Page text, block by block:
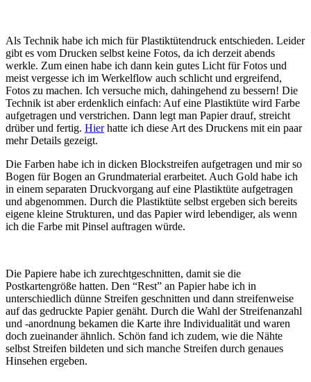
Als Technik habe ich mich für Plastiktütendruck entschieden. Leider
gibt es vom Drucken selbst keine Fotos, da ich derzeit abends
werkle. Zum einen habe ich dann kein gutes Licht für Fotos und
meist vergesse ich im Werkelflow auch schlicht und ergreifend,
Fotos zu machen. Ich versuche mich, dahingehend zu bessern! Die
Technik ist aber erdenklich einfach: Auf eine Plastiktüte wird Farbe
aufgetragen und verstrichen. Dann legt man Papier drauf, streicht
drüber und fertig. Hierhatte ich diese Art des Druckens mit ein paar
mehr Details gezeigt.
Die Farben habe ich in dicken Blockstreifen aufgetragen und mir so
Bogen für Bogen an Grundmaterial erarbeitet. Auch Gold habe ich
in einem separaten Druckvorgang auf eine Plastiktüte aufgetragen
und abgenommen. Durch die Plastiktüte selbst ergeben sich bereits
eigene kleine Strukturen, und das Papier wird lebendiger, als wenn
ich die Farbe mit Pinsel auftragen würde.
Die Papiere habe ich zurechtgeschnitten, damit sie die
Postkartengröße hatten. Den “Rest” an Papier habe ich in
unterschiedlich dünne Streifen geschnitten und dann streifenweise
auf das gedruckte Papier genäht. Durch die Wahl der Streifenanzahl
und -anordnung bekamen die Karte ihre Individualität und waren
doch zueinander ähnlich. Schön fand ich zudem, wie die Nähte
selbst Streifen bildeten und sich manche Streifen durch genaues
Hinsehen ergeben.